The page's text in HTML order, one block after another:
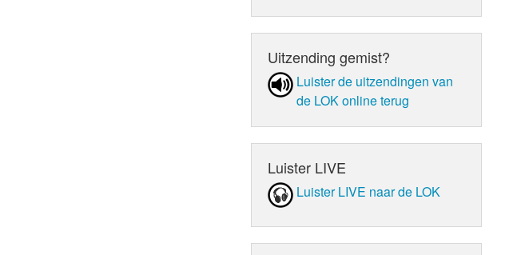
Uitzending gemist?
Luister de uit­zen­din­gen van
de LOK online terug
Luister LIVE
Luister LIVE naar de LOK